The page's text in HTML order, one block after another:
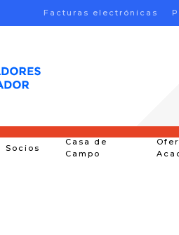
Facturas electrónicas
Socios
Casa de
Campo